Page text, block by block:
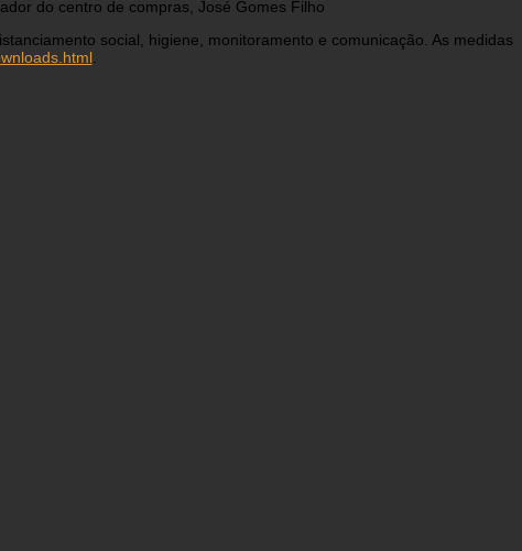
do centro de compras, José Gomes Filho
social, higiene, monitoramento e comunicação. As medidas
.